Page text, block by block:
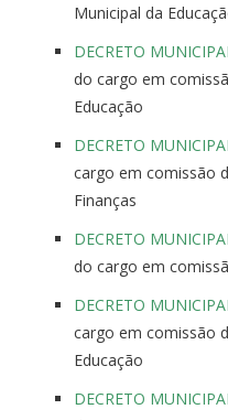
Municipal da
DECRETO
do cargo em
Educação
DECRETO
cargo em comissão
Finanças
DECRETO
do cargo em
DECRETO
cargo em comissão
Educação
DECRETO